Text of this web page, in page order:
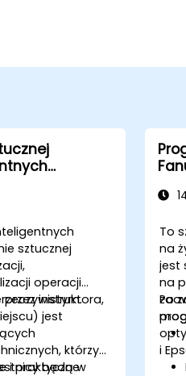
sztucznej
operacji
instruktora,
jest
którzy
i praktyczne
będą w
To
na
jest
na
i
Po